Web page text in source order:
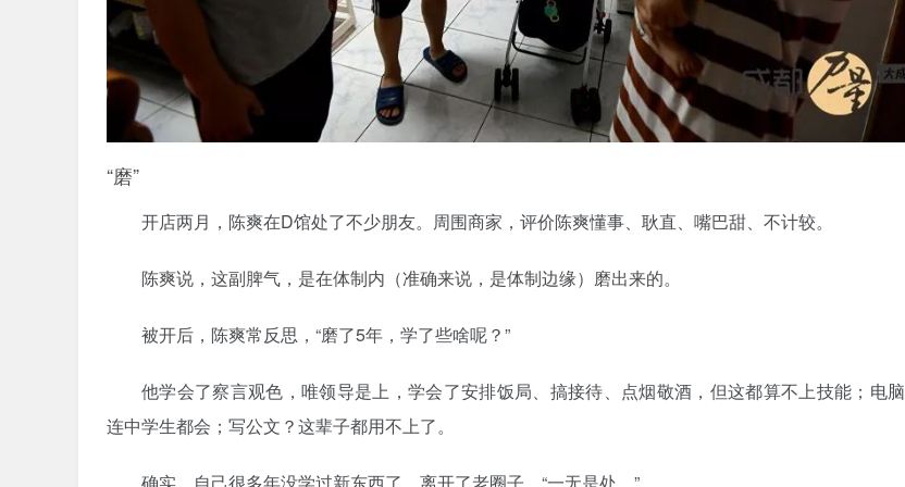
“磨”
开店两月，陈爽在D馆处了不少朋友。周围商家，评价陈爽懂事、耿直、嘴巴甜、不计较。
陈爽说，这副脾气，是在体制内（准确来说，是体制边缘）磨出来的。
被开后，陈爽常反思，“磨了5年，学了些啥呢？”
他学会了察言观色，唯领导是上，学会了安排饭局、搞接待、点烟敬酒，但这都算不上技能；电脑
连中学生都会；写公文？这辈子都用不上了。